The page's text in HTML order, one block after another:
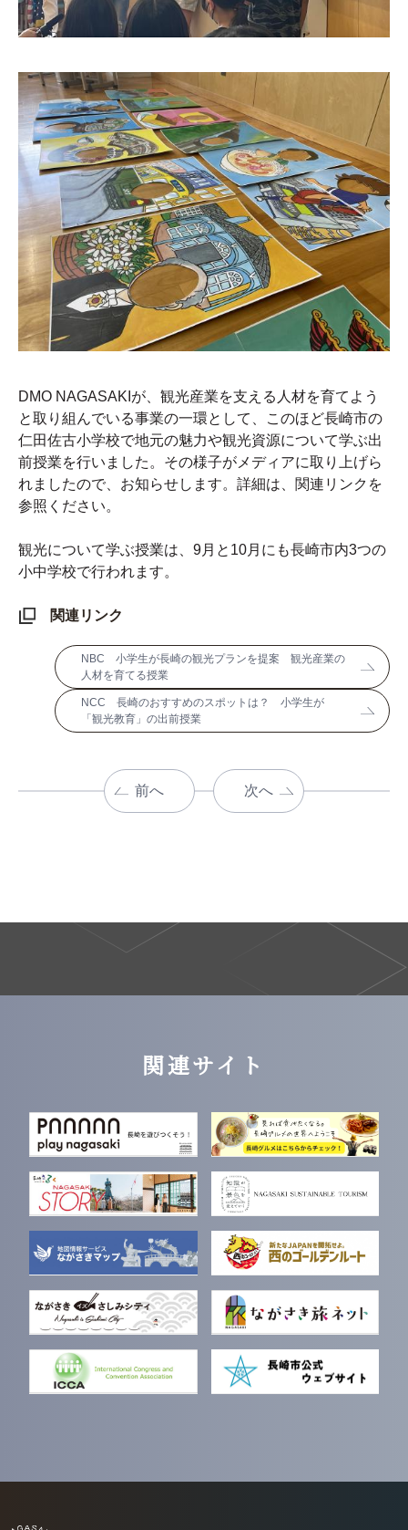
DMO NAGASAKIが、観光産業を支える人材を育てよう
と取り組んでいる事業の一環として、このほど長崎市の
仁田佐古小学校で地元の魅力や観光資源について学ぶ出
前授業を行いました。その様子がメディアに取り上げら
れましたので、お知らせします。詳細は、関連リンクを
参照ください。
観光について学ぶ授業は、9月と10月にも長崎市内3つの
小中学校で行われます。
関連リンク
NBC 小学生が長崎の観光プランを提案 観光産業の
人材を育てる授業
NCC 長崎のおすすめのスポットは？ 小学生が
「観光教育」の出前授業
前へ 次へ
関連サイト